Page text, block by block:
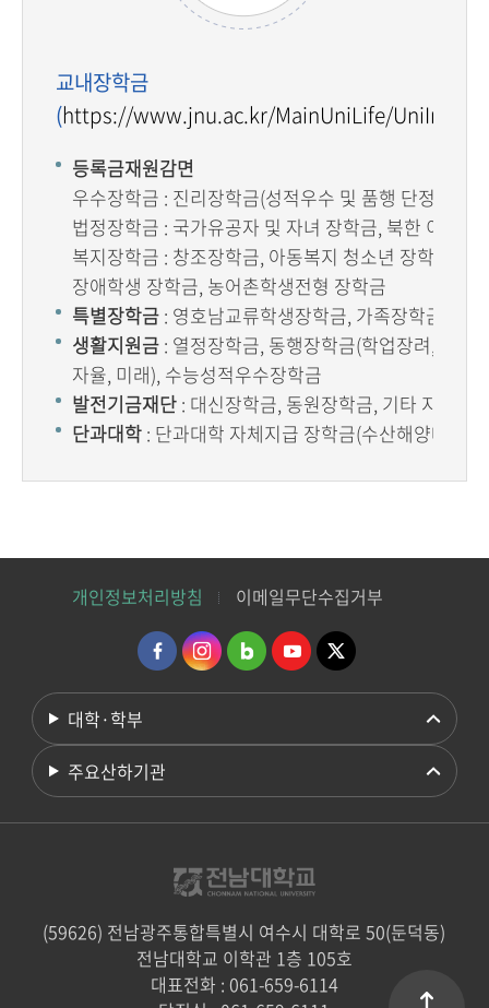
교내장학금
(https://www.jnu.ac.kr/MainUniLife/UniInfor/
등록금재원감면
우수장학금 : 진리장학금(성적우수 및 품행 단정 기준)
법정장학금 : 국가유공자 및 자녀 장학금, 북한 이탈
복지장학금 : 창조장학금, 아동복지 청소년 장학금, 신
장애학생 장학금, 농어촌학생전형 장학금
특별장학금 : 영호남교류학생장학금, 가족장학금
생활지원금 : 열정장학금, 동행장학금(학업장려, 취업
자율, 미래), 수능성적우수장학금
발전기금재단 : 대신장학금, 동원장학금, 기타 지정장
단과대학 : 단과대학 자체지급 장학금(수산해양대학
개인정보처리방침 이메일무단수집거부
대학·학부
주요산하기관
(59626) 전남광주통합특별시 여수시 대학로 50(둔덕동)
전남대학교 이학관 1층 105호
대표전화 : 061-659-6114